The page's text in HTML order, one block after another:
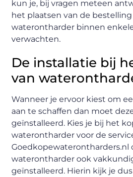
kun je, bij vragen meteen
het plaatsen van de
waterontharder binnen
verwachten.
De installatie bij
van
Wanneer je ervoor kiest om
aan te schaffen dan moet
geïnstalleerd. Kies je bij het
waterontharder voor de
Goedkopewaterontharders.nl
waterontharder ook
geïnstalleerd. Hierin kijk je